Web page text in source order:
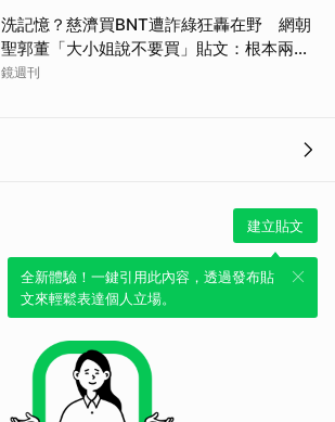
洗記憶？慈濟買BNT遭詐綠狂轟在野 網朝
聖郭董「大小姐說不要買」貼文：根本兩碼
事
鏡週刊
建立貼文
全新體驗！一鍵引用此內容，透過發布貼
文來輕鬆表達個人立場。